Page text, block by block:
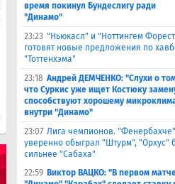
время покинул Бундеслигу ради
"Динамо"
23:23 "Ньюкасл" и "Ноттингем
готовят новые предложения по
"Тоттенхэма"
23:18 Андрей ДЕМЧЕНКО: "Слухи о
что Суркис уже ищет Костюку
способствуют хорошему
внутри "Динамо"
23:07 Лига чемпионов. "Фенербахче"
уверенно обыграл "Штурм", "Орхус"
сильнее "Сабаха"
22:59 Виктор ВАЦКО: "В первом